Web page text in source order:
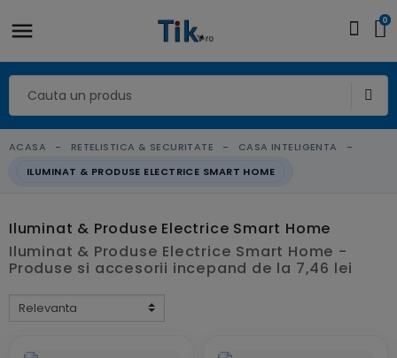
0
ACASA RETELISTICA & SECURITATE
CASA INTELIGENTA
ILUMINAT & PRODUSE ELECTRICE SMART HOME
Iluminat & Produse Electrice Smart Home
Iluminat & Produse Electrice Smart Home -
Produse si accesorii incepand de la 7,46 lei